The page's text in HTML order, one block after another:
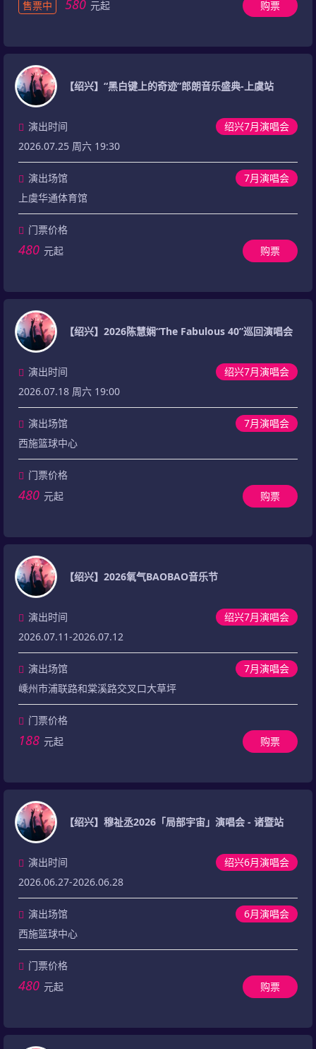
售票中
580 元起 购票
【绍兴】“黑白键上的奇迹”郎朗音乐盛典-上虞站
绍兴7月演唱会
演出时间
2026.07.25 周六 19:30
7月演唱会
演出场馆
上虞华通体育馆
门票价格
480 元起 购票
【绍兴】2026陈慧娴“The Fabulous 40”巡回演唱会
绍兴7月演唱会
演出时间
2026.07.18 周六 19:00
7月演唱会
演出场馆
西施篮球中心
门票价格
480 元起 购票
【绍兴】2026氧气BAOBAO音乐节
绍兴7月演唱会
演出时间
2026.07.11-2026.07.12
7月演唱会
演出场馆
嵊州市浦联路和棠溪路交叉口大草坪
门票价格
188 元起 购票
【绍兴】穆祉丞2026「局部宇宙」演唱会 - 诸暨站
绍兴6月演唱会
演出时间
2026.06.27-2026.06.28
6月演唱会
演出场馆
西施篮球中心
门票价格
480 元起 购票